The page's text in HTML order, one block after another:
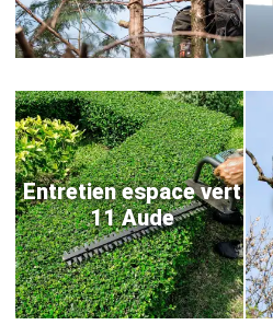
Entretien espace vert
11 Aude